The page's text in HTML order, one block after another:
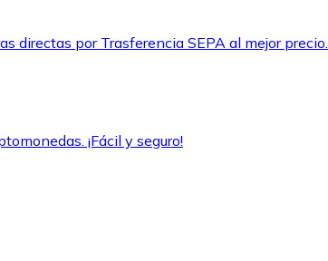
directas por Trasferencia SEPA al mejor precio.
¡Fácil y seguro!